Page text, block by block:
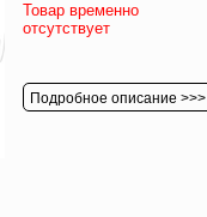
Товар временно
отсутствует
Подробное описание >>>